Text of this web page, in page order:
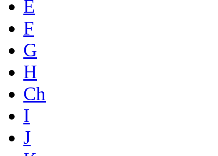
E
F
G
H
Ch
I
J